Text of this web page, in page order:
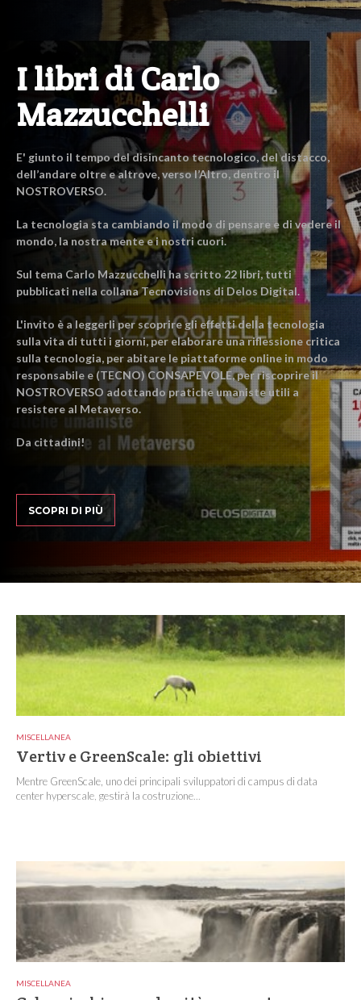
I libri di Carlo
Mazzucchelli
E' giunto il tempo del disincanto tecnologico, del distacco,
dell’andare oltre e altrove, verso l’Altro, dentro il
NOSTROVERSO.
La tecnologia sta cambiando il modo di pensare e di vedere il
mondo, la nostra mente e i nostri cuori.
Sul tema Carlo Mazzucchelli ha scritto 22 libri, tutti
pubblicati nella collana Tecnovisions di Delos Digital.
L'invito è a leggerli per scoprire gli effetti della tecnologia
sulla vita di tutti i giorni, per elaborare una riflessione critica
sulla tecnologia, per abitare le piattaforme online in modo
responsabile e (TECNO) CONSAPEVOLE, per riscoprire il
NOSTROVERSO adottando pratiche umaniste utili a
resistere al Metaverso.
Da cittadini!
SCOPRI DI PIÙ
MISCELLANEA
Vertiv e GreenScale: gli obiettivi
Mentre GreenScale, uno dei principali sviluppatori di campus di data
center hyperscale, gestirà la costruzione...
MISCELLANEA